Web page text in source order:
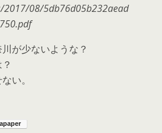
2017/08/5db76d05b232aead
が少ないような？
い。